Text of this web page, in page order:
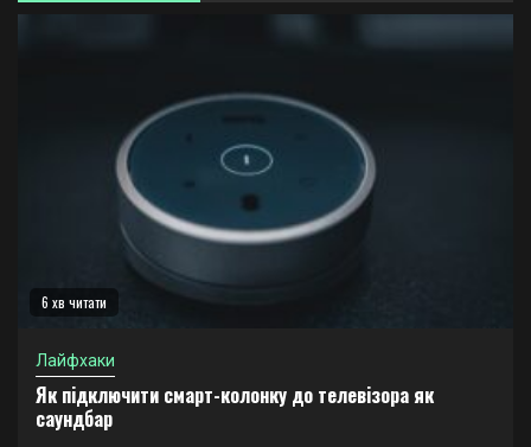
6 хв читати
Лайфхаки
Як підключити смарт-колонку до телевізора як
саундбар